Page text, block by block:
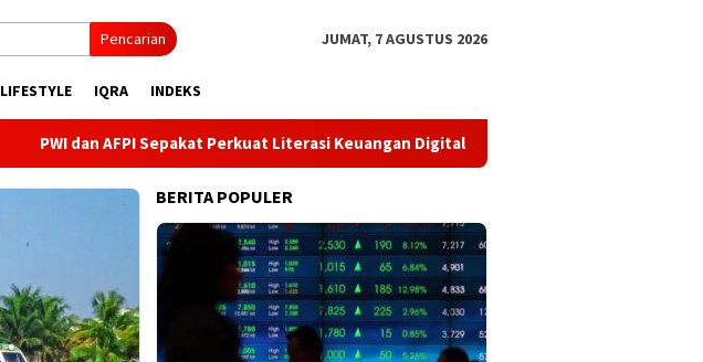
Pencarian JUMAT, 7 AGUSTUS 2026
LIFESTYLE IQRA INDEKS
PWI dan AFPI Sepakat Perkuat Literasi Keuangan Digital dan Bijak Memilih Pindar
BERITA POPULER